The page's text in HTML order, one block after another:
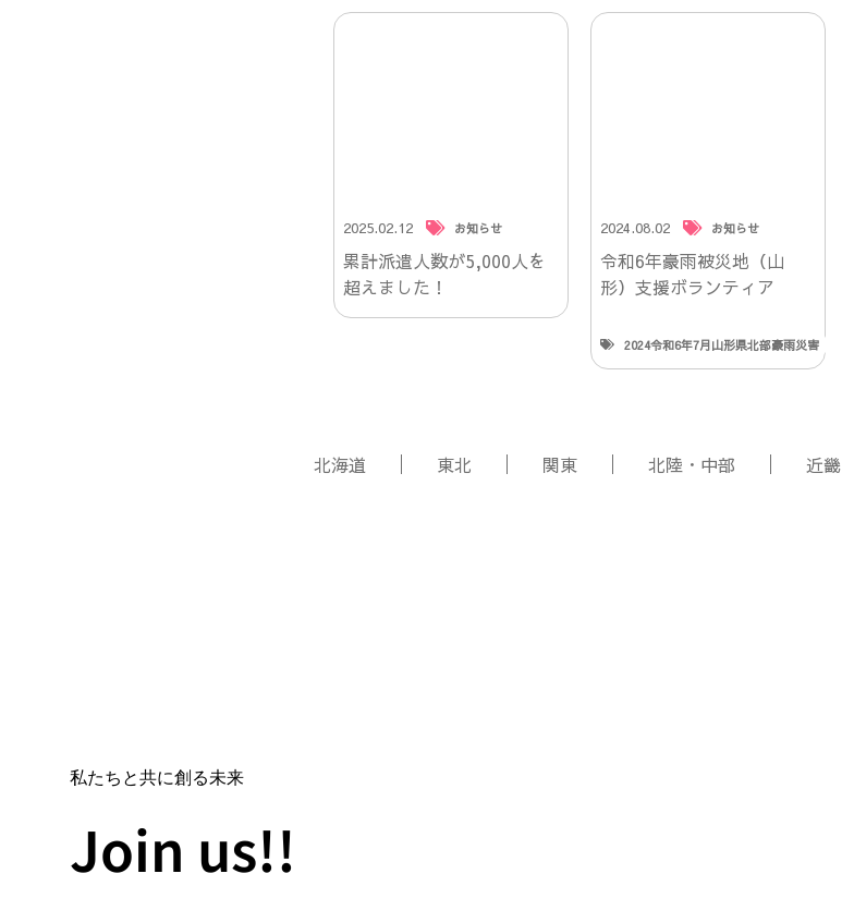
2025.02.12 お知らせ
累計派遣人数が5,000人を
超えました！
2024.08.02 お知らせ
令和6年豪雨被災地（山
形）支援ボランティア
2024令和6年7月山形県北部豪雨災害
北海道 東北 関東 北陸・中部 近畿
私たちと共に創る未来
Join us!!